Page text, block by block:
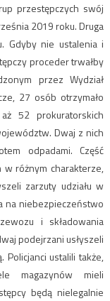
przestępczych swój
2019 roku. Druga
Gdyby nie ustalenia i
proceder trwałby
przez Wydział
27 osób otrzymało
52 prokuratorskich
Dwaj z nich
odpadami. Część
w różnym charakterze,
zarzuty udziału w
na niebezpieczeństwo
i składowania
podejrzani usłyszeli
ustalili także,
magazynów mieli
będą nielegalnie